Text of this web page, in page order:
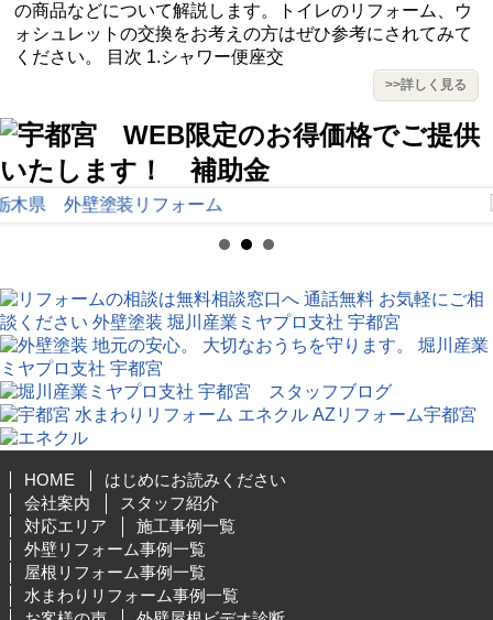
の商品などについて解説します。トイレのリフォーム、ウ
ォシュレットの交換をお考えの方はぜひ参考にされてみて
ください。 目次 1.シャワー便座交
>>詳しく見る
HOME
はじめにお読みください
会社案内
スタッフ紹介
対応エリア
施工事例一覧
外壁リフォーム事例一覧
屋根リフォーム事例一覧
水まわりリフォーム事例一覧